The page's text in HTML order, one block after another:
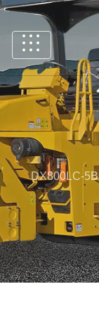
DX800LC-5B